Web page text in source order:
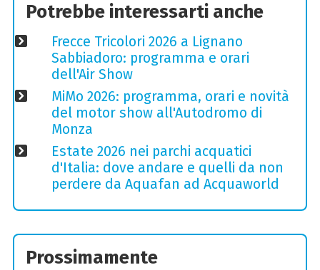
Potrebbe interessarti anche
Frecce Tricolori 2026 a Lignano
Sabbiadoro: programma e orari
dell'Air Show
MiMo 2026: programma, orari e novità
del motor show all'Autodromo di
Monza
Estate 2026 nei parchi acquatici
d'Italia: dove andare e quelli da non
perdere da Aquafan ad Acquaworld
Prossimamente